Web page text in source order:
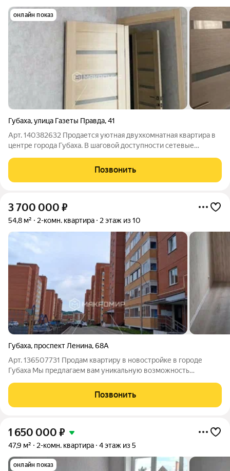
онлайн показ
Губаха,улица Газеты Правда,41
Арт. 140382632 Продается уютная двухкомнатная квартира в
центре города Губаха. В шаговой доступности сетевые
КУБа. Тихий двор с местами для парковки и детской игровой
площадкой. В квартире
Позвонить
3 700 000 ₽
54,8 м² 2-комн. квартира 2 этаж из 10
Губаха, проспект Ленина,68А
Арт. 136507731 Продам квартиру в новостройке в городе
Губаха Мы предлагаем вам уникальную возможность
квартира расположена на втором этаже и имеет площадь 54,8
кв.м. Основные
Позвонить
1 650 000 ₽
47,9 м² 2-комн. квартира 4 этаж из 5
онлайн показ